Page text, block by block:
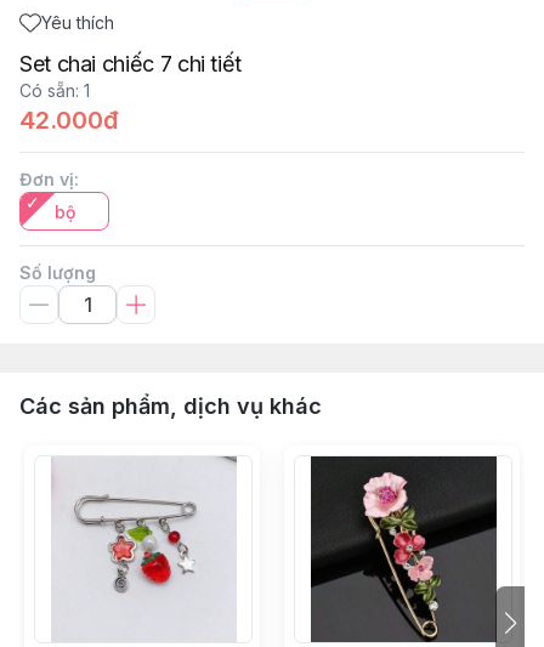
Yêu thích
Set chai chiếc 7 chi tiết
Có sẵn: 1
42.000đ
Đơn vị:
bộ
Số lượng
Các sản phẩm, dịch vụ khác